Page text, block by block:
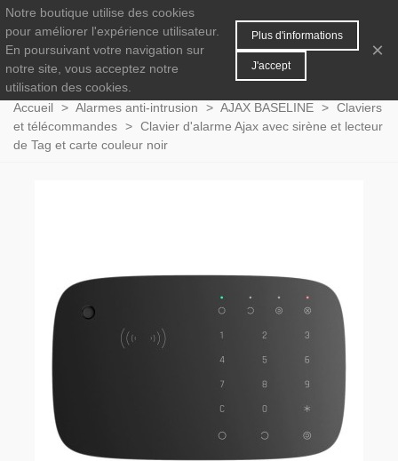
0 MENU
Accueil > Alarmes anti-intrusion > AJAX BASELINE > Claviers
et télécommandes > Clavier d'alarme Ajax avec sirène et lecteur
de Tag et carte couleur noir
Notre boutique utilise des cookies
pour améliorer l'expérience utilisateur.
En poursuivant votre navigation sur
notre site, vous acceptez notre
utilisation des cookies.
Plus d'informations
J'accept
×